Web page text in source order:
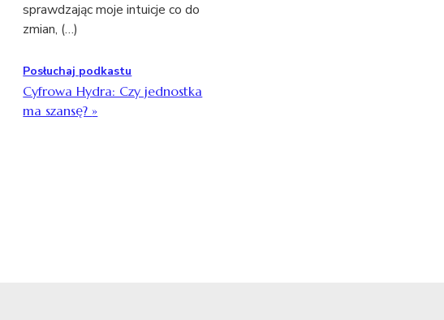
sprawdzając moje intuicje co do
zmian, (…)
Posłuchaj podkastu
Cyfrowa Hydra: Czy jednostka
ma szansę?»